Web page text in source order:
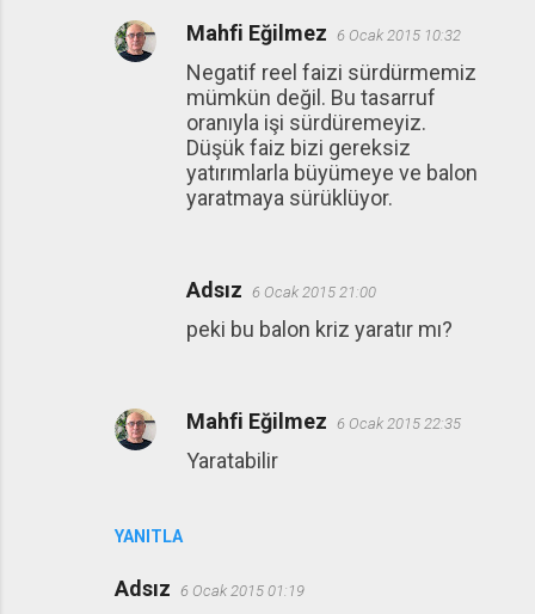
YANITLA
Mahfi Eğilmez 6 Ocak 2015 10:32
Negatif reel faizi sürdürmemiz
mümkün değil. Bu tasarruf
oranıyla işi sürdüremeyiz.
Düşük faiz bizi gereksiz
yatırımlarla büyümeye ve balon
yaratmaya sürüklüyor.
Adsız 6 Ocak 2015 21:00
peki bu balon kriz yaratır mı?
Mahfi Eğilmez 6 Ocak 2015 22:35
Yaratabilir
Adsız 6 Ocak 2015 01:19